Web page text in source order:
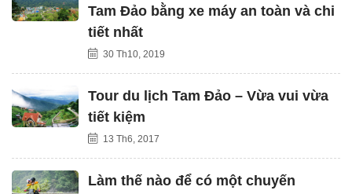
Tam Đảo bằng xe máy an toàn và chi
tiết nhất
30 Th10, 2019
Tour du lịch Tam Đảo – Vừa vui vừa
tiết kiệm
13 Th6, 2017
Làm thế nào để có một chuyến